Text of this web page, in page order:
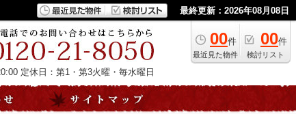
最終更新：2026年08月08日
00件
最近見た物件
00件
検討リスト
定休日：第1・第3火曜・毎水曜日